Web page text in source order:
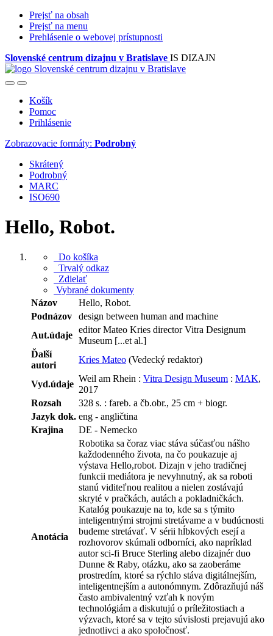
Prejsť na obsah
Prejsť na menu
Prehlásenie o webovej prístupnosti
Slovenské centrum dizajnu v Bratislave IS DIZAJN
Košík
Pomoc
Prihlásenie
Zobrazovacie formáty: Podrobný
Skrátený
Podrobný
MARC
ISO690
Hello, Robot.
Do košíka
Trvalý odkaz
Zdielať
Vybrané dokumenty
Názov
Hello, Robot.
Podnázov
design between human and machine
Aut.údaje
editor Mateo Kries director Vitra Designum
Museum [...et al.]
Ďalší
autori
Kries Mateo (Vedecký redaktor)
Vyd.údaje
Weil am Rhein : Vitra Design Museum : MAK,
2017
Rozsah
328 s. : fareb. a čb.obr., 25 cm + biogr.
Jazyk dok. eng - angličtina
Krajina
DE - Nemecko
Anotácia
Robotika sa čoraz viac stáva súčasťou nášho
každodenného života, na čo poukazuje aj
výstava Hello,robot. Dizajn v jeho tradičnej
funkcii mediátora je nevyhnutný, ak sa roboti
stanú viditeľnou realitou a nielen zostávajú
skryté v pračkách, autách a pokladničkách.
Katalóg poukazuje na to, kde sa s týmito
inteligentnými strojmi stretávame a v budúcnosti
budeme stretávať. V sérii hĺbkových esejí a
rozhovorov skúmali odborníci, ako napríklad
autor sci-fi Bruce Sterling alebo dizajnér duo
Dunne & Raby, otázku, ako sa zaoberáme
prostredím, ktoré sa rýchlo stáva digitálnejším,
inteligentnejším a autonómnym. Zdôrazňujú náš
často ambivalentný vzťah k novým
technológiám a diskutujú o príležitostiach a
výzvach, ktoré sa v tejto súvislosti prejavujú ako
jednotlivci a ako spoločnosť.